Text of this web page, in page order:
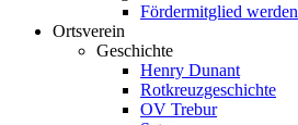
Fördermitglied werden
Ortsverein
Geschichte
Henry Dunant
Rotkreuzgeschichte
OV Trebur